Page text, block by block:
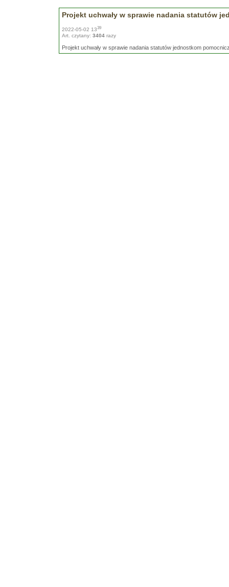
Projekt uchwały w sprawie nadania statutów
2022-05-02 1339
Art. czytany: 3404 razy
Projekt uchwały w sprawie nadania statutów jednostkom